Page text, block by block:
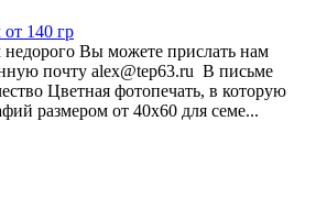
140 гр
Вы можете прислать нам
почту alex@tep63.ru В письме
Цветная фотопечать, в которую
размером от 40х60 для семе...